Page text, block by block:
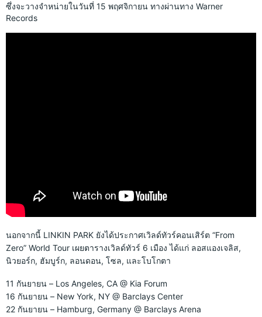
ซึ่งจะวางจำหน่ายในวันที่ 15 พฤศจิกายน ทางผ่านทาง Warner
Records
นอกจากนี้ LINKIN PARK ยังได้ประกาศเวิลด์ทัวร์คอนเสิร์ต “From
Zero” World Tour เผยตารางเวิลด์ทัวร์ 6 เมือง ได้แก่ ลอสแองเจลิส,
นิวยอร์ก, ฮัมบูร์ก, ลอนดอน, โซล, และโบโกตา
11 กันยายน – Los Angeles, CA @ Kia Forum
16 กันยายน – New York, NY @ Barclays Center
22 กันยายน – Hamburg, Germany @ Barclays Arena